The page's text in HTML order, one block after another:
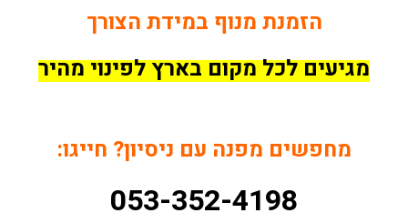
הזמנת מנוף במידת הצורך
מגיעים לכל מקום בארץ לפינוי מהיר
מחפשים מפנה עם ניסיון? חייגו:
053-352-4198